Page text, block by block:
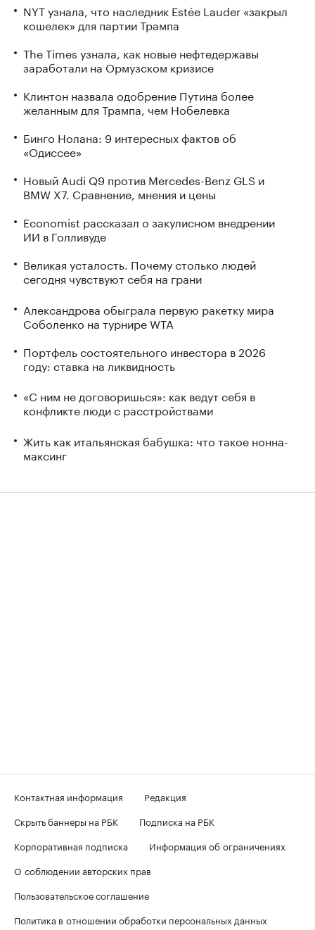
NYT узнала, что наследник Estée Lauder «закрыл
кошелек» для партии Трампа
The Times узнала, как новые нефтедержавы
заработали на Ормузском кризисе
Клинтон назвала одобрение Путина более
желанным для Трампа, чем Нобелевка
Бинго Нолана: 9 интересных фактов об
«Одиссее»
Новый Audi Q9 против Mercedes-Benz GLS и
BMW X7. Сравнение, мнения и цены
Economist рассказал о закулисном внедрении
ИИ в Голливуде
Великая усталость. Почему столько людей
сегодня чувствуют себя на грани
Александрова обыграла первую ракетку мира
Соболенко на турнире WTA
Портфель состоятельного инвестора в 2026
году: ставка на ликвидность
«С ним не договоришься»: как ведут себя в
конфликте люди с расстройствами
Жить как итальянская бабушка: что такое нонна-
максинг
Контактная информация
Редакция
Скрыть баннеры на РБК
Подписка на РБК
Корпоративная подписка
Информация об ограничениях
О соблюдении авторских прав
Пользовательское соглашение
Политика в отношении обработки персональных данных